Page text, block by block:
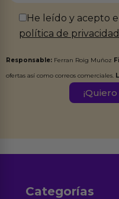
He leído y acepto
política de privacidad
Responsable: Ferran Roig Muñoz
ofertas así como correos comerciales.
Destinatarios:
Categorías